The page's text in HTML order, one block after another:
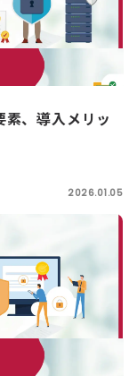
、導入メリッ
2026.01.05